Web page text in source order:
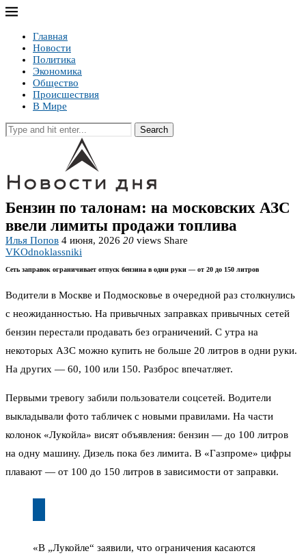
Главная
Новости
Политика
Экономика
Общество
Происшествия
В Мире
Search
Бензин по талонам: на московских АЗС
ввели лимиты продажи топлива
Илья Попов 4 июня, 2026 20 views Share
VKOdnoklassniki
Сеть заправок ограничивает отпуск бензина в одни руки — от 20 до 150 литров
Водители в Москве и Подмосковье в очередной раз столкнулись
с неожиданностью. На привычных заправках привычных сетей
бензин перестали продавать без ограничений. С утра на
некоторых АЗС можно купить не больше 20 литров в одни руки.
На других — 60, 100 или 150. Разброс впечатляет.
Первыми тревогу забили пользователи соцсетей. Водители
выкладывали фото табличек с новыми правилами. На части
колонок «Лукойла» висят объявления: бензин — до 100 литров
на одну машину. Дизель пока без лимита. В «Газпроме» цифры
плавают — от 100 до 150 литров в зависимости от заправки.
«В „Лукойле“ заявили, что ограничения касаются